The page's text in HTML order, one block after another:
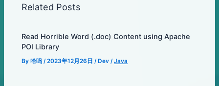
Related Posts
Read Horrible Word (.doc) Content using Apache
POI Library
By哈呜/2023年12月26日/Dev /Java